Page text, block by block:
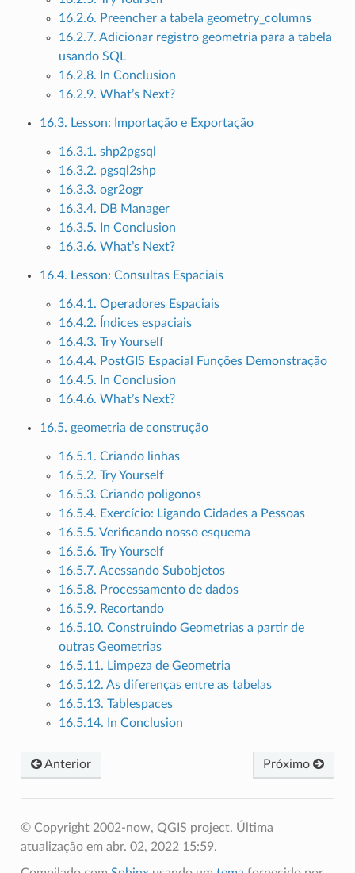
16.2.6. Preencher a tabela geometry_columns
16.2.7. Adicionar registro geometria para a tabela
usando SQL
16.2.8. In Conclusion
16.2.9. What’s Next?
16.3. Lesson: Importação e Exportação
16.3.1. shp2pgsql
16.3.2. pgsql2shp
16.3.3. ogr2ogr
16.3.4. DB Manager
16.3.5. In Conclusion
16.3.6. What’s Next?
16.4. Lesson: Consultas Espaciais
16.4.1. Operadores Espaciais
16.4.2. Índices espaciais
16.4.3. Try Yourself
16.4.4. PostGIS Espacial Funções Demonstração
16.4.5. In Conclusion
16.4.6. What’s Next?
16.5. geometria de construção
16.5.1. Criando linhas
16.5.2. Try Yourself
16.5.3. Criando poligonos
16.5.4. Exercício: Ligando Cidades a Pessoas
16.5.5. Verificando nosso esquema
16.5.6. Try Yourself
16.5.7. Acessando Subobjetos
16.5.8. Processamento de dados
16.5.9. Recortando
16.5.10. Construindo Geometrias a partir de
outras Geometrias
16.5.11. Limpeza de Geometria
16.5.12. As diferenças entre as tabelas
16.5.13. Tablespaces
16.5.14. In Conclusion
Anterior Próximo
© Copyright 2002-now, QGIS project. Última
atualização em abr. 02, 2022 15:59.